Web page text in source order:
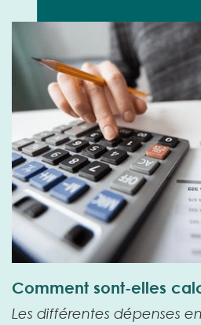
Comment sont-elles
Les différentes dépenses